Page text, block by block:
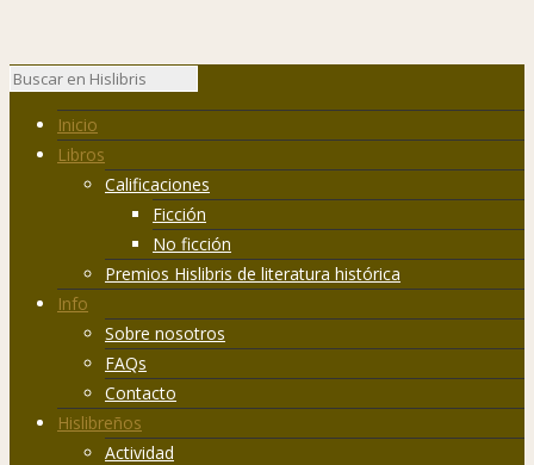
Inicio
Libros
Calificaciones
Ficción
No ficción
Premios Hislibris de literatura histórica
Info
Sobre nosotros
FAQs
Contacto
Hislibreños
Actividad